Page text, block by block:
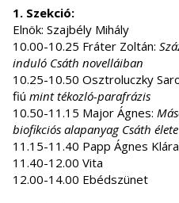
1. Szekció:
Elnök: Szajbély Mihály
10.00-10.25 Fráter Zoltán:
induló Csáth novelláiban
10.25-10.50 Osztroluczky
fiú mint tékozló-parafrázis
10.50-11.15 Major Ágnes:
biofikciós alapanyag Csáth
11.15-11.40 Papp Ágnes
11.40-12.00 Vita
12.00-14.00 Ebédszünet